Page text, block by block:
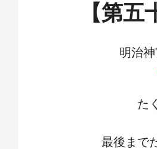
【第
明治
た
最後まで